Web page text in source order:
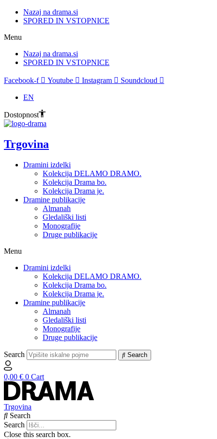
Nazaj na drama.si
SPORED IN VSTOPNICE
Menu
Nazaj na drama.si
SPORED IN VSTOPNICE
Facebook-f Youtube Instagram Soundcloud
EN
Dostopnost
Trgovina
Dramini izdelki
Kolekcija DELAMO DRAMO.
Kolekcija Drama bo.
Kolekcija Drama je.
Dramine publikacije
Almanah
Gledališki listi
Monografije
Druge publikacije
Menu
Dramini izdelki
Kolekcija DELAMO DRAMO.
Kolekcija Drama bo.
Kolekcija Drama je.
Dramine publikacije
Almanah
Gledališki listi
Monografije
Druge publikacije
Search Search
0,00 € 0 Cart
Trgovina
Search
Search
Close this search box.